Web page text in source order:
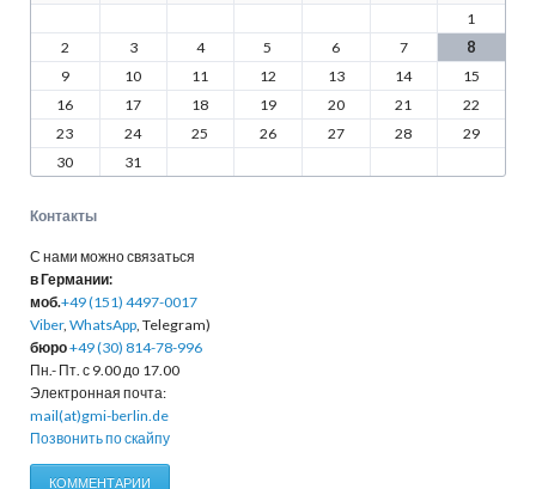
1
2
3 4 5 6 7
8
9
10 11 12 13 14
15
16
17 18 19 20 21
22
23
24 25 26 27 28
29
30
31
Контакты
С нами можно связаться
в Германии:
моб.+49 (151) 4497-0017
Viber, WhatsApp, Telegram)
бюро+49 (30) 814-78-996
Пн.- Пт. с 9.00 до 17.00
Электронная почта:
mail(at)gmi-berlin.de
Позвонить по скайпу
КОММЕНТАРИИ